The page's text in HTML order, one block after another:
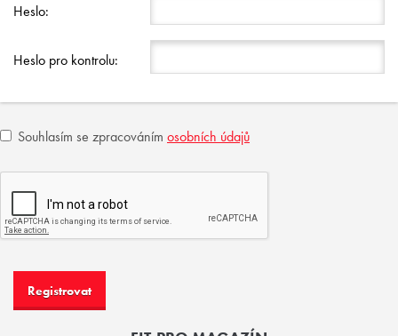
Heslo:
Heslo pro kontrolu:
Souhlasím se zpracováním osobních údajů